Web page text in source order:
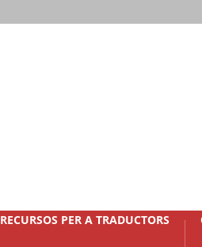
RECURSOS PER A TRADUCTORS